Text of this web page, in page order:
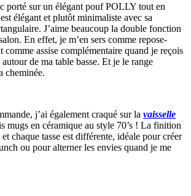
porté sur un élégant pouf POLLY tout en
élégant et plutôt minimaliste avec sa
J’aime beaucoup la double fonction
En effet, je m’en sers comme repose-
comme assise complémentaire quand je reçois
de ma table basse. Et je le range
cheminée.
j’ai également craqué sur la vaisselle
mugs en céramique au style 70’s ! La finition
chaque tasse est différente, idéale pour créer
ou pour alterner les envies quand je me